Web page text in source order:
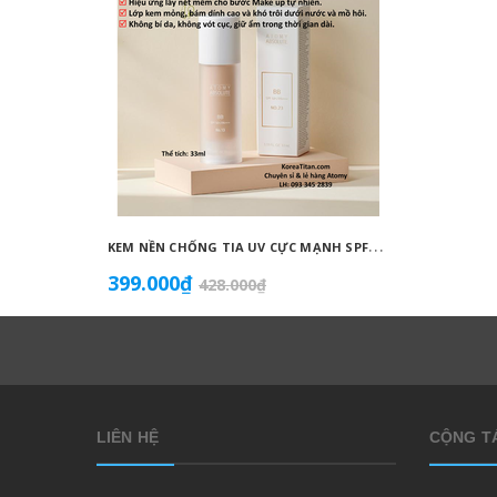
K
EM NỀN CHỐNG TIA UV CỰC MẠNH SPF50+ PA++++, BÁM DÍNH CAO, KHÔNG VÓN CỤC, DƯỠNG ẨM VÀ DƯỠNG TRẮNG DA HOÀN HẢO NO.23 (MÀU BEIGE) - ATOMY BB ABSOLUTE 23 - 애터미 앱솔루트 BB - АТОМИ АБСОЛЮТ BB №23
399.000₫ 428.000₫
LIÊN HỆ CỘNG